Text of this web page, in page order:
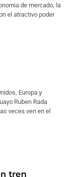
de mercado, la
el atractivo poder
Europa y
Ruben Rada
veces ven en el
tren